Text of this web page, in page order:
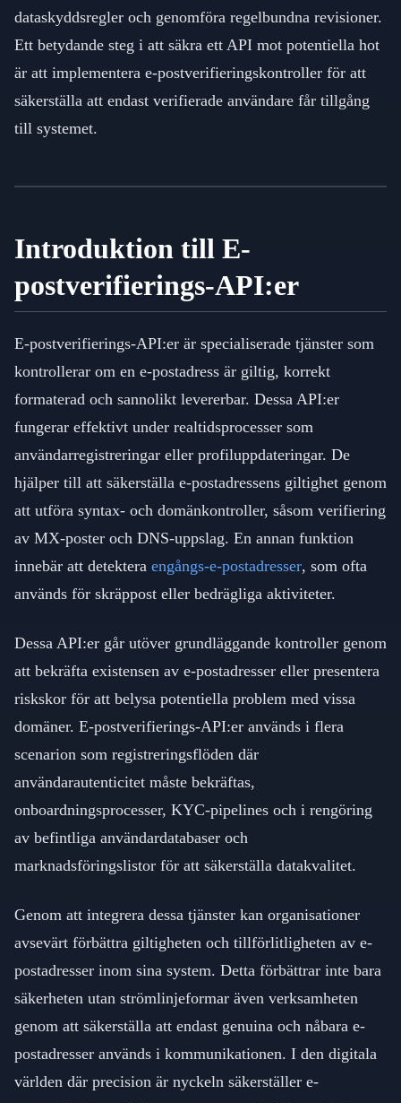
dataskyddsregler och genomföra regelbundna revisioner.
Ett betydande steg i att säkra ett API mot potentiella hot
är att implementera e-postverifieringskontroller för att
säkerställa att endast verifierade användare får tillgång
till systemet.
Introduktion till E-
postverifierings-API:er
E-postverifierings-API:er är specialiserade tjänster som
kontrollerar om en e-postadress är giltig, korrekt
formaterad och sannolikt levererbar. Dessa API:er
fungerar effektivt under realtidsprocesser som
användarregistreringar eller profiluppdateringar. De
hjälper till att säkerställa e-postadressens giltighet genom
att utföra syntax- och domänkontroller, såsom verifiering
av MX-poster och DNS-uppslag. En annan funktion
innebär att detektera engångs-e-postadresser, som ofta
används för skräppost eller bedrägliga aktiviteter.
Dessa API:er går utöver grundläggande kontroller genom
att bekräfta existensen av e-postadresser eller presentera
riskskor för att belysa potentiella problem med vissa
domäner. E-postverifierings-API:er används i flera
scenarion som registreringsflöden där
användarautenticitet måste bekräftas,
onboardningsprocesser, KYC-pipelines och i rengöring
av befintliga användardatabaser och
marknadsföringslistor för att säkerställa datakvalitet.
Genom att integrera dessa tjänster kan organisationer
avsevärt förbättra giltigheten och tillförlitligheten av e-
postadresser inom sina system. Detta förbättrar inte bara
säkerheten utan strömlinjeformar även verksamheten
genom att säkerställa att endast genuina och nåbara e-
postadresser används i kommunikationen. I den digitala
världen där precision är nyckeln säkerställer e-